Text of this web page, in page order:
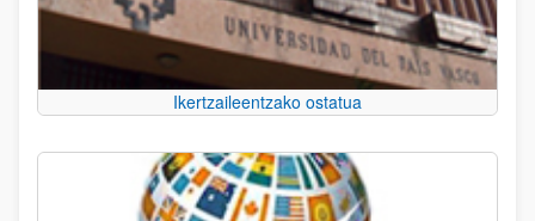
Ikertzaileentzako ostatua